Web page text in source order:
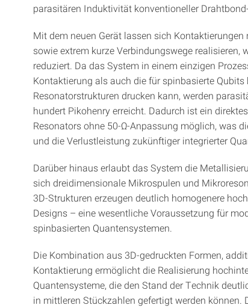
parasitären Induktivität konventioneller
Mit dem neuen Gerät lassen sich
sowie extrem kurze Verbindungswege
reduziert. Da das System in einem einzigen
Kontaktierung als auch die für spinbasierte
Resonatorstrukturen drucken kann, werden
hundert Pikohenry erreicht. Dadurch ist ein
Resonators ohne 50‑Ω‑Anpassung möglich, was
und die Verlustleistung zukünftiger integrierter
Darüber hinaus erlaubt das System die
sich dreidimensionale Mikrospulen und
3D‑Strukturen erzeugen deutlich homogenere
Designs – eine wesentliche Voraussetzung für
spinbasierten Quantensystemen.
Die Kombination aus 3D‑gedruckten Formen,
Kontaktierung ermöglicht die Realisierung
Quantensysteme, die den Stand der Technik
in mittleren Stückzahlen gefertigt werden können.